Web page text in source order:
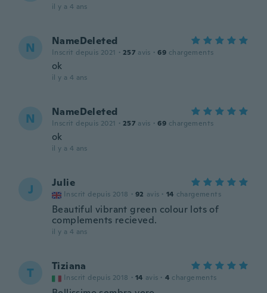
il y a 4 ans
N NameDeleted
Inscrit depuis 2021 · 257 avis · 69 chargements
ok
il y a 4 ans
N NameDeleted
Inscrit depuis 2021 · 257 avis · 69 chargements
ok
il y a 4 ans
J Julie
Inscrit depuis 2018 · 92 avis · 14 chargements
Beautiful vibrant green colour lots of
complements recieved.
il y a 4 ans
T Tiziana
Inscrit depuis 2018 · 14 avis · 4 chargements